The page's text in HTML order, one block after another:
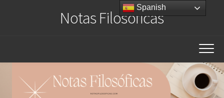
Notas Filosóficas
Spanish